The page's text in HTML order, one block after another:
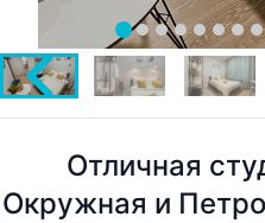
Отличная
Окружная и